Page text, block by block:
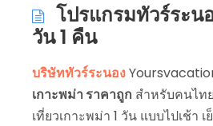
โปรแกรมทัวร์ระน
วัน 1 คืน
บริษัททัวร์ระนอง
เกาะพม่า ราคาถูก สำหรับคนไท
เที่ยวเกาะพม่า 1 วัน แบบไปเช้า